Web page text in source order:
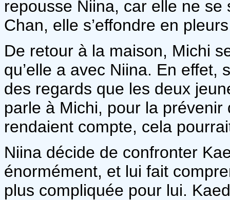
repousse Niina, car elle ne
Chan, elle s’effondre en
De retour à la maison, Michi
qu’elle a avec Niina. En effet,
des regards que les deux
parle à Michi, pour la prévenir
rendaient compte, cela
Niina décide de confronter
énormément, et lui fait
plus compliquée pour lui.